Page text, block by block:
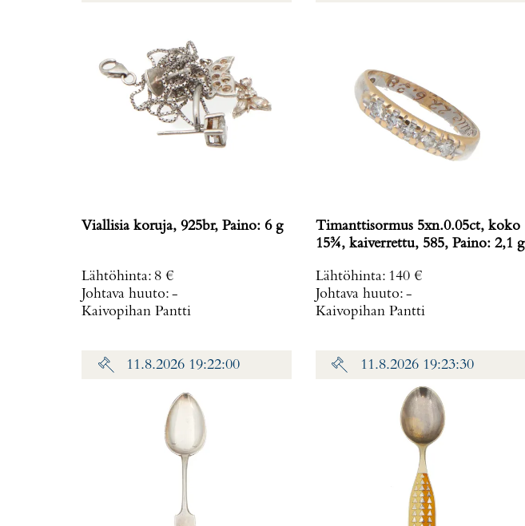
Viallisia koruja, 925br, Paino: 6 g
Lähtöhinta: 8 €
Johtava huuto: -
Kaivopihan Pantti
Timanttisormus 5xn.0.05ct, koko
15¾, kaiverrettu, 585, Paino: 2,1 g
Lähtöhinta: 140 €
Johtava huuto: -
Kaivopihan Pantti
11.8.2026 19:22:00 11.8.2026 19:23:30